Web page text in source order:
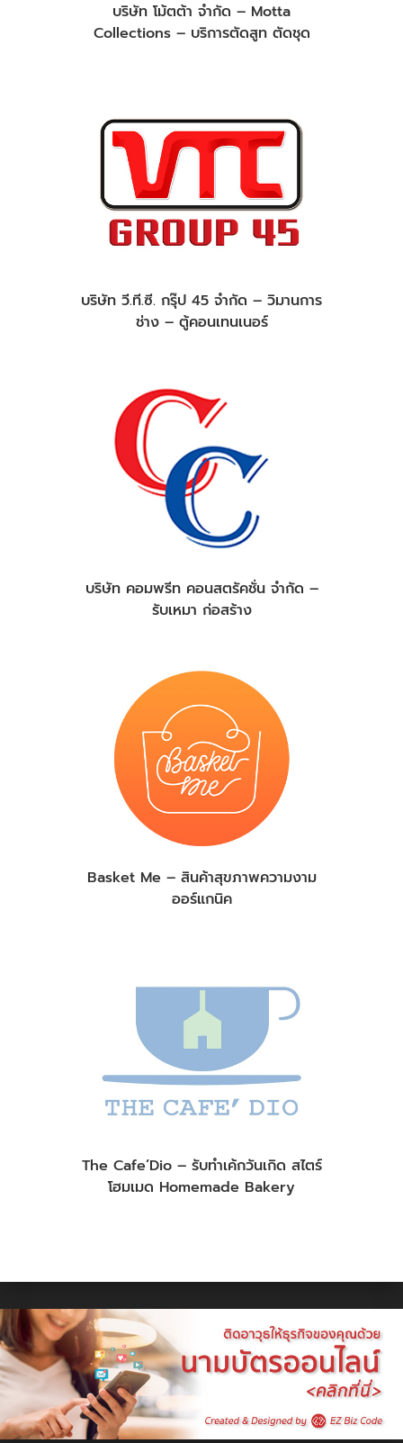
บริษัท โม้ตต้า จำกัด – Motta
Collections – บริการตัดสูท ตัดชุด
บริษัท วี.ที.ซี. กรุ๊ป 45 จำกัด – วิมานการ
ช่าง – ตู้คอนเทนเนอร์
บริษัท คอมพรีท คอนสตรัคชั่น จำกัด –
รับเหมา ก่อสร้าง
Basket Me – สินค้าสุขภาพความงาม
ออร์แกนิค
The Cafe’Dio – รับทำเค้กวันเกิด สไตร์
โฮมเมด Homemade Bakery